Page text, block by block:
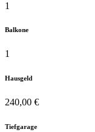
1
Balkone
1
Hausgeld
240,00 €
Tiefgarage